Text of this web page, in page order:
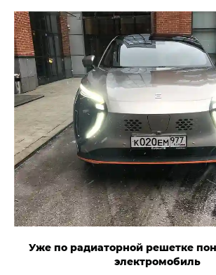
Уже по радиаторной решетке
электромобиль